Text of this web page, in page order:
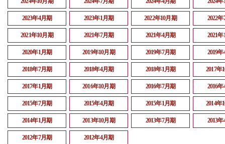
2023年4月期 2023年1月期 2022年10月期 2022
2021年10月期 2021年7月期 2021年4月期 2021
2020年1月期 2019年10月期 2019年7月期 2019
2018年7月期 2018年4月期 2018年1月期 2017年
2017年1月期 2016年10月期 2016年7月期 2016
2015年7月期 2015年4月期 2015年1月期 2014年
2014年1月期 2013年10月期 2013年7月期 2013
2012年7月期 2012年4月期